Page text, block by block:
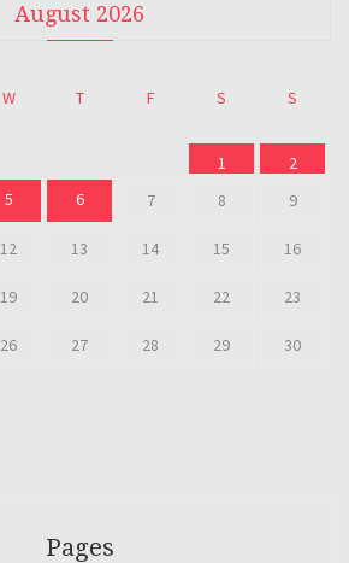
August 2026
W T F S S
1
2
5 6 7 8 9
12 13 14 15 16
19 20 21 22 23
26 27 28 29 30
Pages